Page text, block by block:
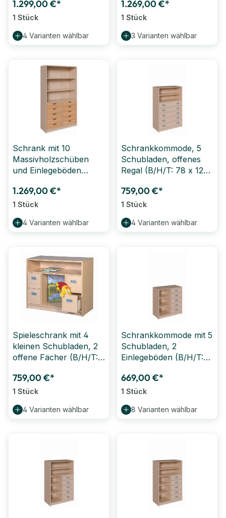
cm)
1.299,00 €*
1 Stück
4 Varianten wählbar
cm)
1.269,00 €*
1 Stück
3 Varianten wählbar
Schrank mit 10
Massivholzschüben
und Einlegeböden
cm)
1.269,00 €*
1 Stück
4 Varianten wählbar
Schrankkommode, 5
Schubladen, offenes
Regal (B/H/T: 78 x 120
759,00 €*
1 Stück
4 Varianten wählbar
Spieleschrank mit 4
kleinen Schubladen, 2
offene Fächer (B/H/T:
759,00 €*
1 Stück
4 Varianten wählbar
Schrankkommode mit 5
Schubladen, 2
Einlegeböden (B/H/T:
669,00 €*
1 Stück
8 Varianten wählbar